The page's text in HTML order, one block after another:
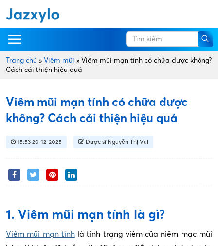
Trang chủ » Viêm mũi » Viêm mũi mạn tính có chữa được không?
Cách cải thiện hiệu quả
Viêm mũi mạn tính có chữa được
không? Cách cải thiện hiệu quả
15:53 20-12-2025 Dược sĩ Nguyễn Thị Vui
1. Viêm mũi mạn tính là gì?
Viêm mũi mạn tínhlà tình trạng viêm của niêm mạc mũi